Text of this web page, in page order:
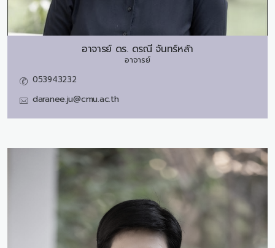
อาจารย์ ดร. ดรณี จันทร์หล้า
อาจารย์
053943232
daranee.ju@cmu.ac.th